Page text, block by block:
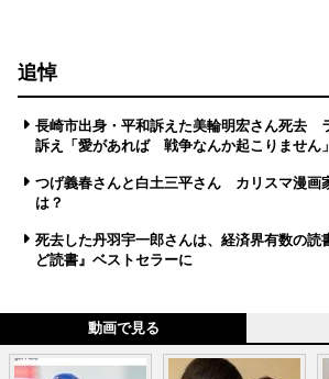
追悼
長崎市出身・平和訴えた美輪明宏さん死去
訴え「愛があれば 戦争なんか起こりません」
つげ義春さんと白土三平さん カリスマ漫画
は？
死去した丹羽宇一郎さんは、経済界有数の
ど読書』ベストセラーに
動画で見る